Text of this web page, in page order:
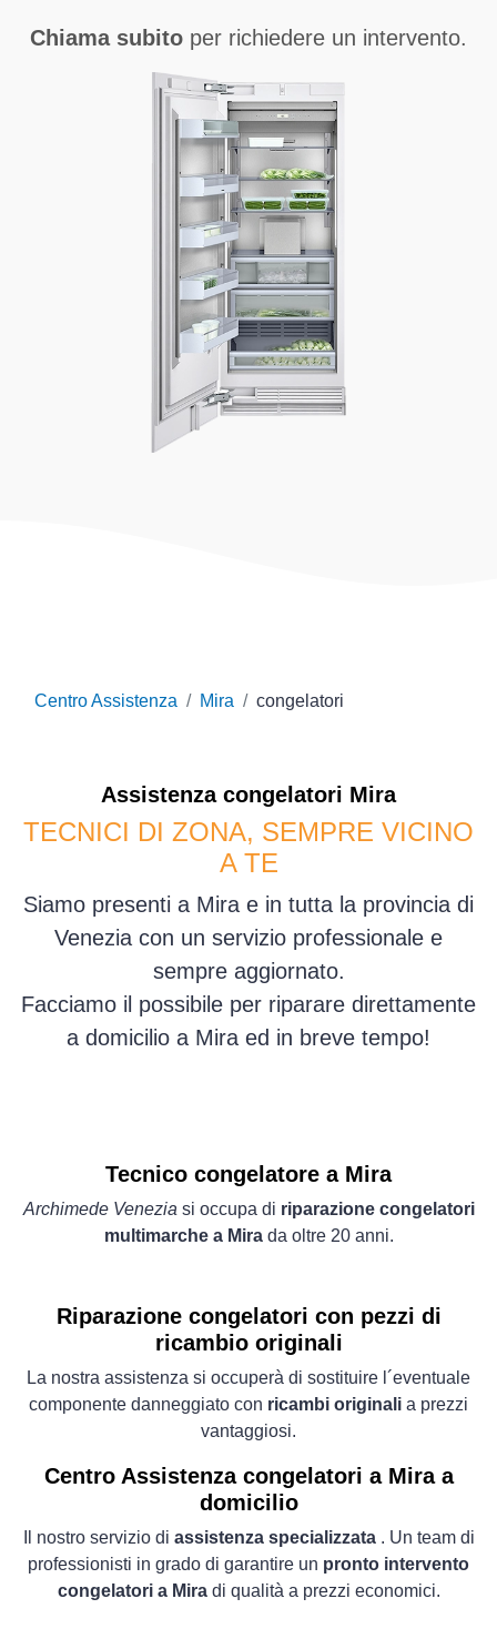
Chiama subito per richiedere un intervento.
Centro Assistenza Mira congelatori
Assistenza congelatori Mira
TECNICI DI ZONA, SEMPRE VICINO
A TE
Siamo presenti a Mira e in tutta la provincia di
Venezia con un servizio professionale e
sempre aggiornato.
Facciamo il possibile per riparare direttamente
a domicilio a Mira ed in breve tempo!
Tecnico congelatore a Mira
Archimede Venezia si occupa di riparazione congelatori
multimarche a Mirada oltre 20 anni.
Riparazione congelatori con pezzi di
ricambio originali
La nostra assistenza si occuperà di sostituire l´eventuale
componente danneggiato con ricambi originali a prezzi
vantaggiosi.
Centro Assistenza congelatori a Mira a
domicilio
Il nostro servizio di assistenza specializzata . Un team di
professionisti in grado di garantire un pronto intervento
congelatori a Miradi qualità a prezzi economici.